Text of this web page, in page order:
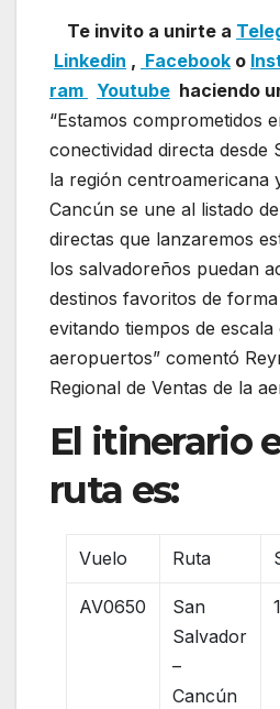
Te invito a unirte a
Linkedin , Facebook o
ram
Youtube haciendo
“Estamos comprometidos
conectividad directa desde
la región centroamericana
Cancún se une al listado
directas que lanzaremos
los salvadoreños puedan
destinos favoritos de
evitando tiempos de
aeropuertos” comentó
Regional de Ventas de la
El itinerario
ruta es:
Vuelo Ruta
AV0650
San
Salvador
–
Cancún